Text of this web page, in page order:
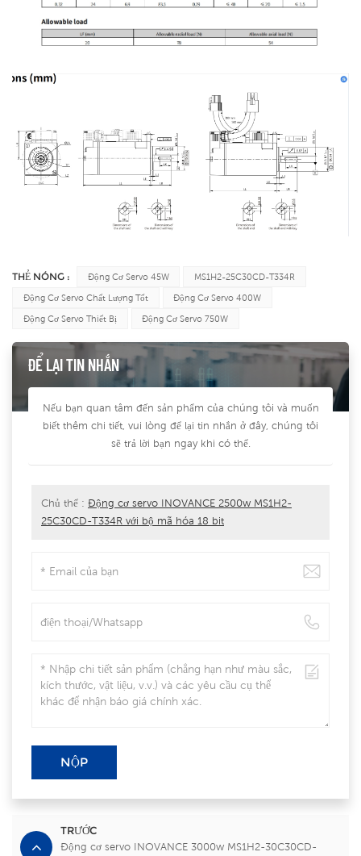
THẺ NÓNG : Động Cơ Servo 45W MS1H2-25C30CD-T334R
Động Cơ Servo Chất Lượng Tốt Động Cơ Servo 400W
Động Cơ Servo Thiết Bị Động Cơ Servo 750W
ĐỂ LẠI TIN NHẮN
Nếu bạn quan tâm đến sản phẩm của chúng tôi và muốn
biết thêm chi tiết, vui lòng để lại tin nhắn ở đây, chúng tôi
sẽ trả lời bạn ngay khi có thể.
Chủ thể : Động cơ servo INOVANCE 2500w MS1H2-
25C30CD-T334R với bộ mã hóa 18 bit
NỘP
TRƯỚC
Động cơ servo INOVANCE 3000w MS1H2-30C30CD-